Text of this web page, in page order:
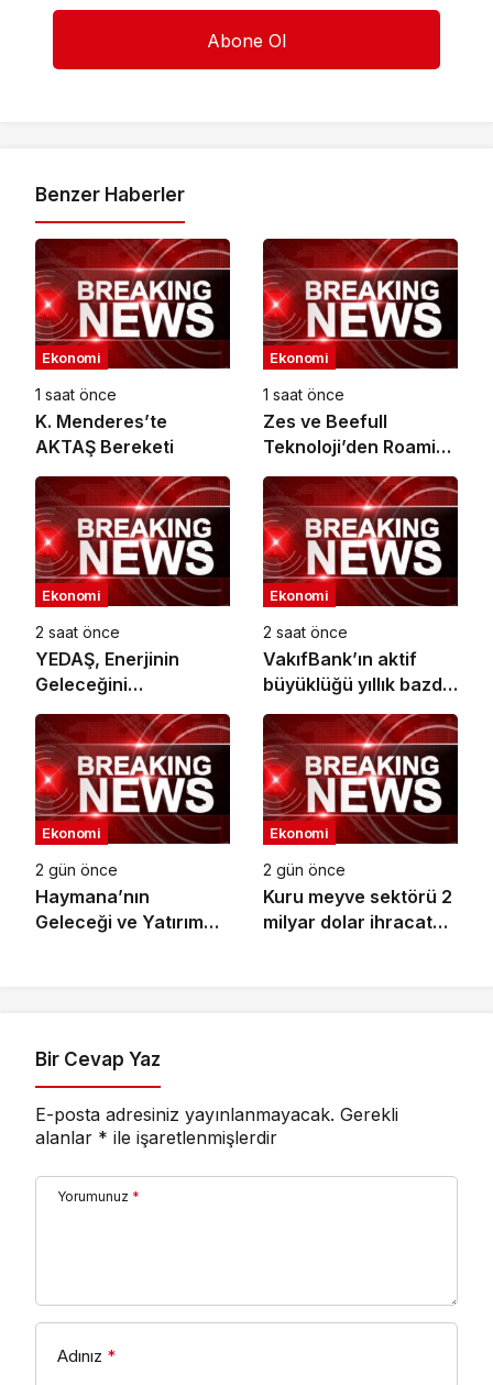
Benzer Haberler
Ekonomi
1 saat önce
K. Menderes’te
AKTAŞ Bereketi
Ekonomi
1 saat önce
Zes ve Beefull
Teknoloji’den Roaming
İş Birliği
Ekonomi
2 saat önce
YEDAŞ, Enerjinin
Geleceğini
Şekillendirecek Genç
Yetenekleri Arıyor
Ekonomi
2 saat önce
VakıfBank’ın aktif
büyüklüğü yıllık bazda
yüzde 28 artışla 5,8
trilyon TL’yi aştı
Ekonomi
2 gün önce
Haymana’nın
Geleceği ve Yatırım
Ekonomi
2 gün önce
Kuru meyve sektörü 2
milyar dolar ihracat
Bir Cevap Yaz
E-posta adresiniz yayınlanmayacak. Gerekli
alanlar * ile işaretlenmişlerdir
Yorumunuz *
Adınız *